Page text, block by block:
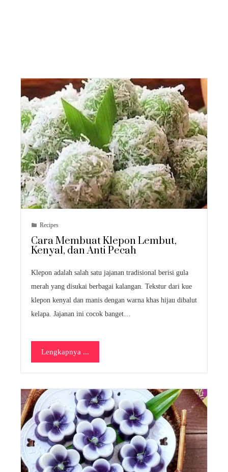
Recipes
Cara Membuat Klepon Lembut,
Kenyal, dan Anti Pecah
Klepon adalah salah satu jajanan tradisional berisi gula
merah yang disukai berbagai kalangan. Tekstur dari kue
klepon kenyal dan manis dengan warna khas hijau dibalut
kelapa. Jajanan ini cocok banget…
Lengkapnya ...